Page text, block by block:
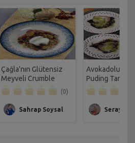
Çağla'nın Glütensiz
Meyveli Crumble
Tatlısı Tarifi
(0)
Sahrap Soysal
Avokadolu
Puding Tarifi
Seray